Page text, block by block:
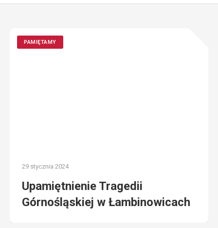
PAMIĘTAMY
29 stycznia 2024
Upamiętnienie Tragedii
Górnośląskiej w Łambinowicach